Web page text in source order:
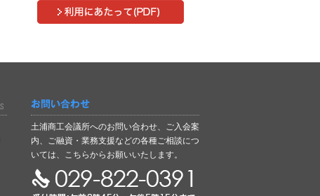
お問い合わせ
土浦商工会議所へのお問い合わせ、ご入会案
内、ご融資・業務支援などの各種ご相談につ
いては、こちらからお願いいたします。